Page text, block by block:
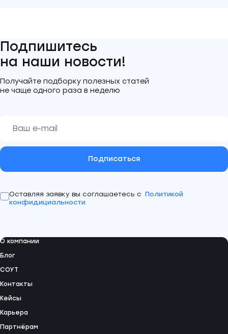
Подпишитесь
на наши новости!
Получайте подборку полезных статей
не чаще одного раза в неделю
Подписаться
Оставляя заявку вы соглашаетесь с Политикой
конфидициальности
О компании
Блог
СОУТ
Контакты
Кейсы
Карьера
Партнёрам